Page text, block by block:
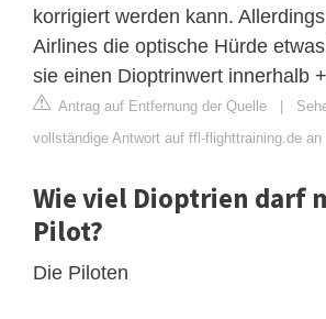
korrigiert werden kann.
Airlines die optische Hürde
sie einen Dioptrinwert innerhalb
Antrag auf Entfernung der Quelle |
vollständige Antwort auf ffl-flighttraining.de an
Wie viel Dioptrien darf
Pilot?
Die Piloten